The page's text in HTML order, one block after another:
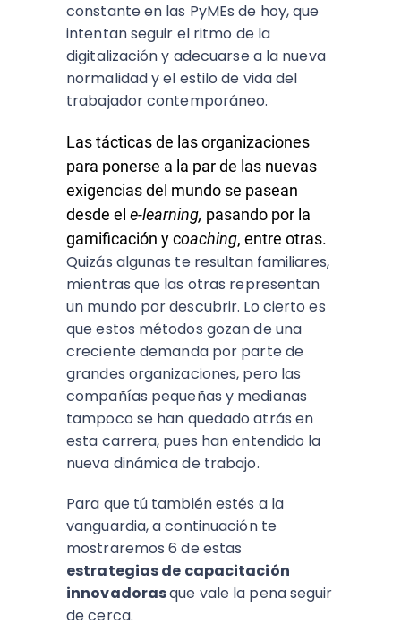
constante en las PyMEs de hoy, que
intentan seguir el ritmo de la
digitalización y adecuarse a la nueva
normalidad y el estilo de vida del
trabajador contemporáneo.
Las tácticas de las organizaciones
para ponerse a la par de las nuevas
exigencias del mundo se pasean
desde el e-learning, pasando por la
gamificación y coaching, entre otras.
Quizás algunas te resultan familiares,
mientras que las otras representan
un mundo por descubrir. Lo cierto es
que estos métodos gozan de una
creciente demanda por parte de
grandes organizaciones, pero las
compañías pequeñas y medianas
tampoco se han quedado atrás en
esta carrera, pues han entendido la
nueva dinámica de trabajo.
Para que tú también estés a la
vanguardia, a continuación te
mostraremos 6 de estas
estrategias de capacitación
innovadorasque vale la pena seguir
de cerca.